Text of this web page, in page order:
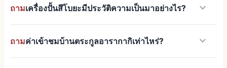
ถามเครื่องปั้นสึโบยะมีประวัติความเป็นมาอย่างไร? keyboard_arrow_down
ถามค่าเข้าชมบ้านตระกูลอารากากิเท่าไหร่? keyboard_arrow_down